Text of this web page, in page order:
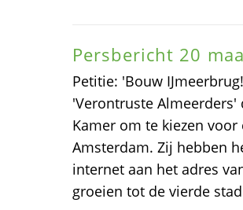
Persbericht 20
Petitie: 'Bouw
'Verontruste
Kamer om te kiezen
Amsterdam. Zij hebben
internet aan het adres
groeien tot de vierde